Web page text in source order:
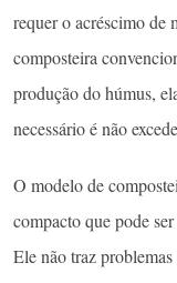
requer o acréscimo de
composteira
produção do húmus,
necessário é não
O modelo de
compacto que pode
Ele não traz